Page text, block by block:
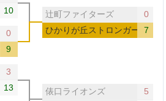
10
0
9
3
13
辻町ファイターズ
0
ひかりが丘ストロンガー
7
俵口ライオンズ
5